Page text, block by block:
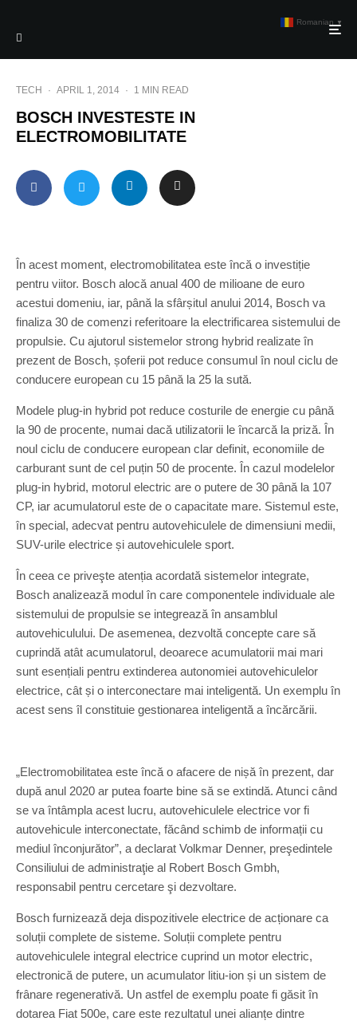
TECH · APRIL 1, 2014 · 1 MIN READ
BOSCH INVESTESTE IN
ELECTROMOBILITATE
În acest moment, electromobilitatea este încă o investiție
pentru viitor. Bosch alocă anual 400 de milioane de euro
acestui domeniu, iar, până la sfârșitul anului 2014, Bosch va
finaliza 30 de comenzi referitoare la electrificarea sistemului de
propulsie. Cu ajutorul sistemelor strong hybrid realizate în
prezent de Bosch, șoferii pot reduce consumul în noul ciclu de
conducere european cu 15 până la 25 la sută.
Modele plug-in hybrid pot reduce costurile de energie cu până
la 90 de procente, numai dacă utilizatorii le încarcă la priză. În
noul ciclu de conducere european clar definit, economiile de
carburant sunt de cel puțin 50 de procente. În cazul modelelor
plug-in hybrid, motorul electric are o putere de 30 până la 107
CP, iar acumulatorul este de o capacitate mare. Sistemul este,
în special, adecvat pentru autovehiculele de dimensiuni medii,
SUV-urile electrice și autovehiculele sport.
În ceea ce priveşte atenția acordată sistemelor integrate,
Bosch analizează modul în care componentele individuale ale
sistemului de propulsie se integrează în ansamblul
autovehiculului. De asemenea, dezvoltă concepte care să
cuprindă atât acumulatorul, deoarece acumulatorii mai mari
sunt esențiali pentru extinderea autonomiei autovehiculelor
electrice, cât și o interconectare mai inteligentă. Un exemplu în
acest sens îl constituie gestionarea inteligentă a încărcării.
„Electromobilitatea este încă o afacere de nișă în prezent, dar
după anul 2020 ar putea foarte bine să se extindă. Atunci când
se va întâmpla acest lucru, autovehiculele electrice vor fi
autovehicule interconectate, făcând schimb de informații cu
mediul înconjurător”, a declarat Volkmar Denner, preşedintele
Consiliului de administraţie al Robert Bosch Gmbh,
responsabil pentru cercetare şi dezvoltare.
Bosch furnizează deja dispozitivele electrice de acționare ca
soluții complete de sisteme. Soluții complete pentru
autovehiculele integral electrice cuprind un motor electric,
electronică de putere, un acumulator litiu-ion și un sistem de
frânare regenerativă. Un astfel de exemplu poate fi găsit în
dotarea Fiat 500e, care este rezultatul unei alianțe dintre
Romanian ▼